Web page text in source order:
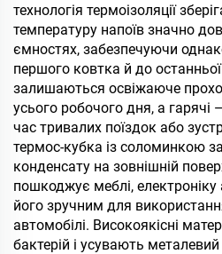
технологія термоізоляції
температуру напоїв значно
ємностях, забезпечуючи
першого ковтка й до
залишаються освіжаюче
усього робочого дня, а
час тривалих поїздок або
термос-кубка із соломинкою
конденсату на зовнішній
пошкоджує меблі,
його зручним для
автомобілі. Високоякісні
бактерій і усувають